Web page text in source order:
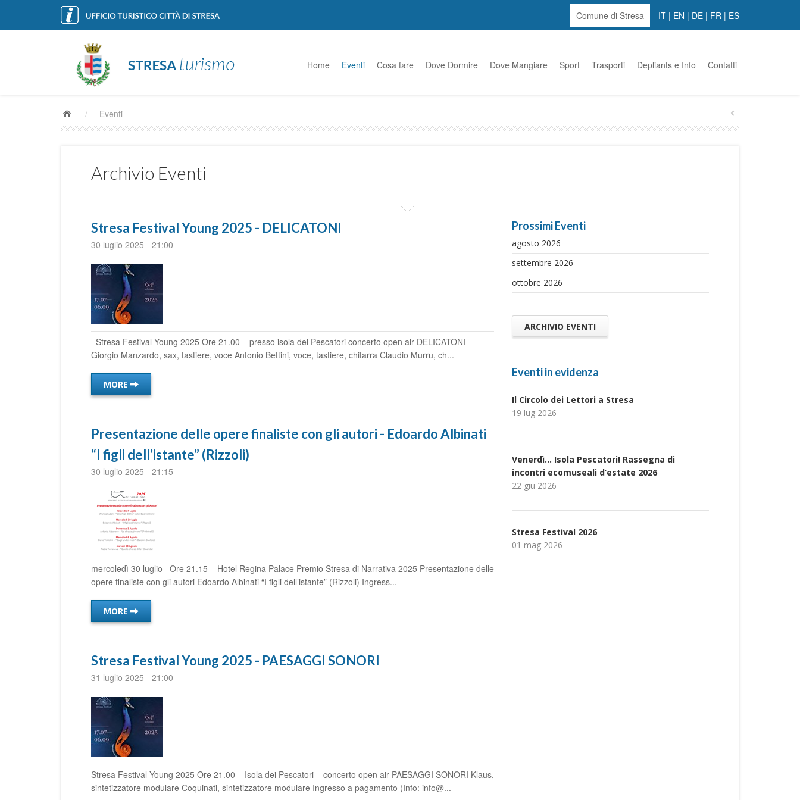
Comune di Stresa IT | EN | DE | FR | ES
Home Eventi Cosa fare Dove Dormire Dove Mangiare Sport Trasporti Depliants e Info Contatti
/ Eventi
Archivio Eventi
Stresa Festival Young 2025 - DELICATONI
30 luglio 2025 - 21:00
Stresa Festival Young 2025 Ore 21.00 – presso isola dei Pescatori concerto open air DELICATONI
Giorgio Manzardo, sax, tastiere, voce Antonio Bettini, voce, tastiere, chitarra Claudio Murru, ch...
MORE
Presentazione delle opere finaliste con gli autori - Edoardo Albinati
“I figli dell’istante” (Rizzoli)
30 luglio 2025 - 21:15
mercoledì 30 luglio Ore 21.15 – Hotel Regina Palace Premio Stresa di Narrativa 2025 Presentazione delle
opere finaliste con gli autori Edoardo Albinati “I figli dell’istante” (Rizzoli) Ingress...
MORE
Stresa Festival Young 2025 - PAESAGGI SONORI
31 luglio 2025 - 21:00
Stresa Festival Young 2025 Ore 21.00 – Isola dei Pescatori – concerto open air PAESAGGI SONORI Klaus,
sintetizzatore modulare Coquinati, sintetizzatore modulare Ingresso a pagamento (Info: info@...
Prossimi Eventi
agosto 2026
settembre 2026
ottobre 2026
ARCHIVIO EVENTI
Eventi in evidenza
Il Circolo dei Lettori a Stresa
19 lug 2026
Venerdì… Isola Pescatori! Rassegna di
incontri ecomuseali d’estate 2026
22 giu 2026
Stresa Festival 2026
01 mag 2026